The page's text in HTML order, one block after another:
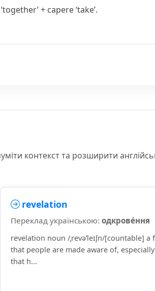
‘together’ + capere‘take’.
контекст та розширити
revelation
Переклад українською: одкрове́ння
revelation noun /ˌrevəˈleɪʃn/[countable] a
that people are made aware of,
that h...